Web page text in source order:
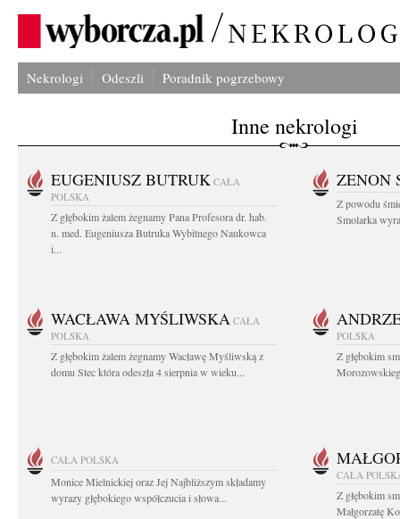
Nekrologi Odeszli Poradnik pogrzebowy
Inne nekrologi
EUGENIUSZ BUTRUK CAŁA
POLSKA
Z głębokim żalem żegnamy Pana Profesora dr. hab.
n. med. Eugeniusza Butruka Wybitnego Naukowca
i...
ZENON
Z powodu
Smolarka
WACŁAWA MYŚLIWSKA CAŁA
POLSKA
Z głębokim żalem żegnamy Wacławę Myśliwską z
domu Stec która odeszła 4 sierpnia w wieku...
POLSKA
Z głębokim
CAŁA POLSKA
Monice Mielnickiej oraz Jej Najbliższym składamy
wyrazy głębokiego współczucia i słowa...
CAŁA
Z głębokim
Małgorzatę